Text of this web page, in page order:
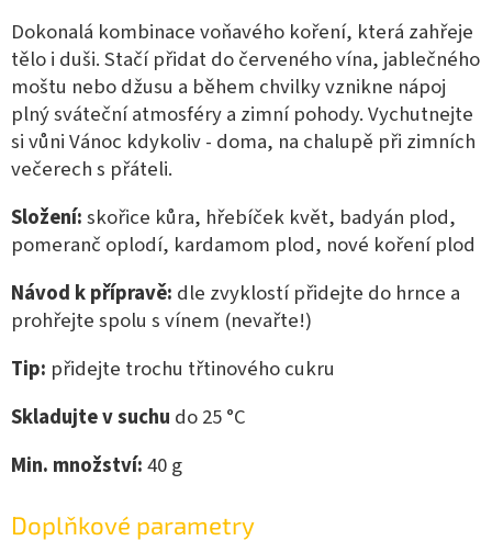
Dokonalá kombinace voňavého koření, která zahřeje
tělo i duši. Stačí přidat do červeného vína, jablečného
moštu nebo džusu a během chvilky vznikne nápoj
plný sváteční atmosféry a zimní pohody. Vychutnejte
si vůni Vánoc kdykoliv - doma, na chalupě při zimních
večerech s přáteli.
Složení:skořice kůra, hřebíček květ, badyán plod,
pomeranč oplodí, kardamom plod, nové koření plod
Návod k přípravě: dle zvyklostí přidejte do hrnce a
prohřejte spolu s vínem (nevařte!)
Tip: přidejte trochu třtinového cukru
Skladujte v suchu do 25 °C
Min. množství:40g
Doplňkové parametry